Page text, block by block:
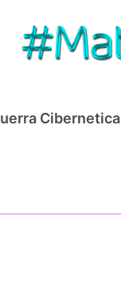
Cibernetica